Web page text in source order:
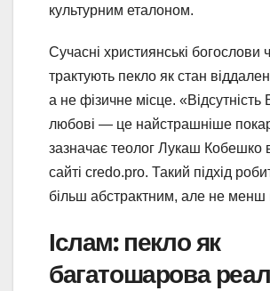
культурним еталоном.
Сучасні християнські богослови
трактують пекло як стан
а не фізичне місце. «Відсутність
любові — це найстрашніше
зазначає теолог Лукаш Кобешко в
сайті credo.pro. Такий підхід
більш абстрактним, але не менш
Іслам: пекло як
багатошарова